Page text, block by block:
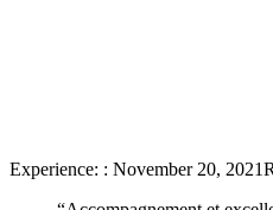
Experience: : November 20, 2021